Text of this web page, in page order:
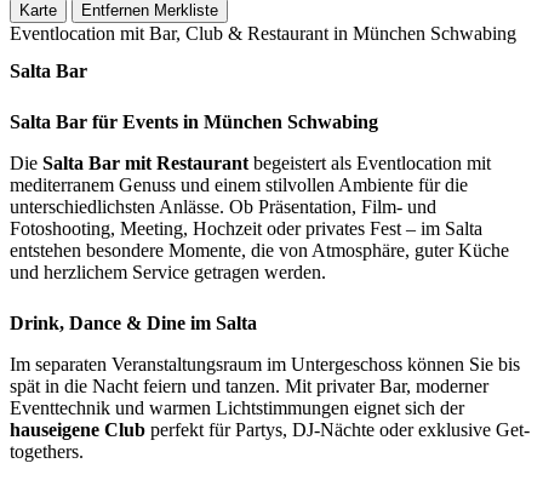
Karte Entfernen Merkliste
Eventlocation mit Bar, Club & Restaurant in München Schwabing
Salta Bar
Salta Bar für Events in München Schwabing
Die Salta Bar mit Restaurant begeistert als Eventlocation mit
mediterranem Genuss und einem stilvollen Ambiente für die
unterschiedlichsten Anlässe. Ob Präsentation, Film- und
Fotoshooting, Meeting, Hochzeit oder privates Fest – im Salta
entstehen besondere Momente, die von Atmosphäre, guter Küche
und herzlichem Service getragen werden.
Drink, Dance & Dine im Salta
Im separaten Veranstaltungsraum im Untergeschoss können Sie bis
spät in die Nacht feiern und tanzen. Mit privater Bar, moderner
Eventtechnik und warmen Lichtstimmungen eignet sich der
hauseigene Club perfekt für Partys, DJ-Nächte oder exklusive Get-
togethers.